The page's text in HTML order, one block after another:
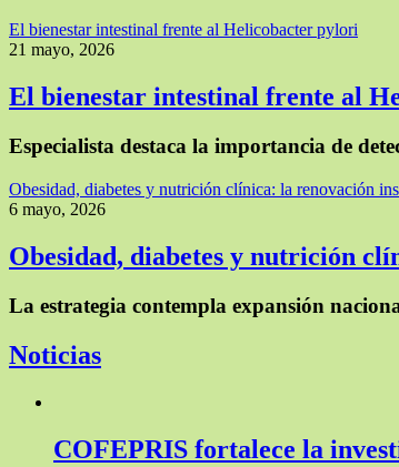
El bienestar intestinal frente al Helicobacter pylori
21 mayo, 2026
El bienestar intestinal frente al
Especialista destaca la importancia de
Obesidad, diabetes y nutrición clínica: la renovación
6 mayo, 2026
Obesidad, diabetes y nutrición
La estrategia contempla expansión
Noticias
COFEPRIS fortalece la